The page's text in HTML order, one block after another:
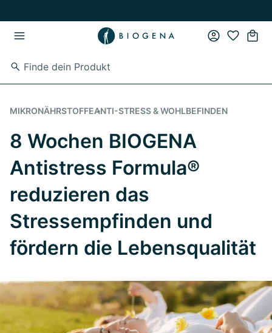
MIKRONÄHRSTOFFEANTI-STRESS & WOHLBEFINDEN
8 Wochen BIOGENA
Antistress Formula®
reduzieren das
Stressempfinden und
fördern die Lebensqualität